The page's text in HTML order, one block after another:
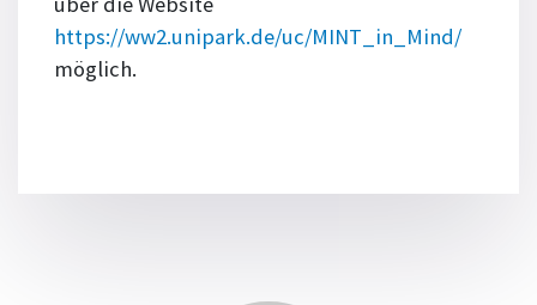
https://ww2.unipark.de/uc/MINT_in_Mind/
möglich.